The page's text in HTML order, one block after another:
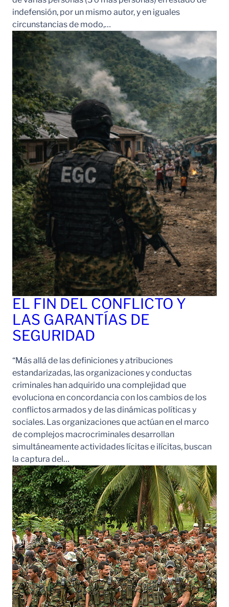
indefensión, por un mismo autor, y en iguales
circunstancias de modo,…
EL FIN DEL CONFLICTO Y
LAS GARANTÍAS DE
SEGURIDAD
“Más allá de las definiciones y atribuciones
estandarizadas, las organizaciones y conductas
criminales han adquirido una complejidad que
evoluciona en concordancia con los cambios de los
conflictos armados y de las dinámicas políticas y
sociales. Las organizaciones que actúan en el marco
de complejos macrocriminales desarrollan
simultáneamente actividades lícitas e ilícitas, buscan
la captura del…